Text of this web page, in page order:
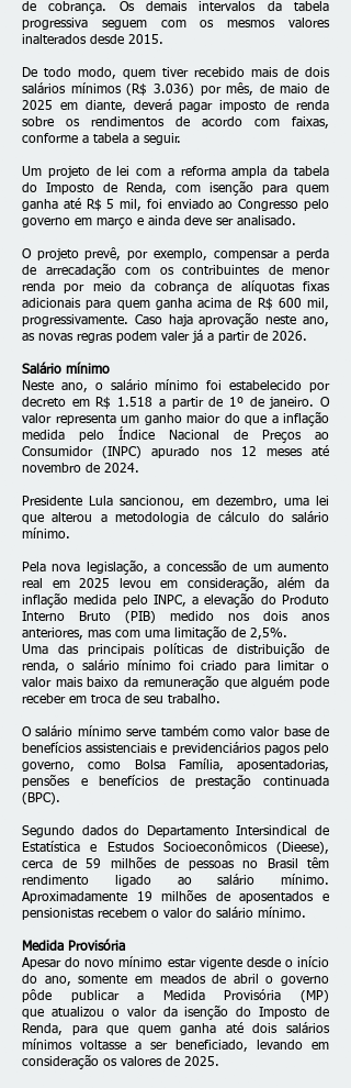
de cobrança. Os demais intervalos da tabela
progressiva seguem com os mesmos valores
inalterados desde 2015.
De todo modo, quem tiver recebido mais de dois
salários mínimos (R$ 3.036) por mês, de maio de
2025 em diante, deverá pagar imposto de renda
sobre os rendimentos de acordo com faixas,
conforme a tabela a seguir.
Um projeto de lei com a reforma ampla da tabela
do Imposto de Renda, com isenção para quem
ganha até R$ 5 mil , foi enviado ao Congresso pelo
governo em março e ainda deve ser analisado.
O projeto prevê, por exemplo, compensar a perda
de arrecadação com os contribuintes de menor
renda por meio da cobrança de alíquotas fixas
adicionais para quem ganha acima de R$ 600 mil,
progressivamente. Caso haja aprovação neste ano,
as novas regras podem valer já a partir de 2026.
Salário mínimo
Neste ano, o salário mínimo foi estabelecido por
decreto em R$ 1.518 a partir de 1º de janeiro. O
valor representa um ganho maior do que a inflação
medida pelo Índice Nacional de Preços ao
Consumidor (INPC) apurado nos 12 meses até
novembro de 2024.
Presidente Lula sancionou, em dezembro, uma lei
que alterou a metodologia de cálculo do salário
mínimo.
Pela nova legislação, a concessão de um aumento
real em 2025 levou em consideração, além da
inflação medida pelo INPC, a elevação do Produto
Interno Bruto (PIB) medido nos dois anos
anteriores, mas com uma limitação de 2,5%.
Uma das principais políticas de distribuição de
renda, o salário mínimo foi criado para limitar o
valor mais baixo da remuneração que alguém pode
receber em troca de seu trabalho.
O salário mínimo serve também como valor base de
benefícios assistenciais e previdenciários pagos pelo
governo, como Bolsa Família, aposentadorias,
pensões e benefícios de prestação continuada
(BPC).
Segundo dados do Departamento Intersindical de
Estatística e Estudos Socioeconômicos (Dieese),
cerca de 59 milhões de pessoas no Brasil têm
rendimento ligado ao salário mínimo.
Aproximadamente 19 milhões de aposentados e
pensionistas recebem o valor do salário mínimo.
Medida Provisória
Apesar do novo mínimo estar vigente desde o início
do ano, somente em meados de abril o governo
pôde publicar a Medida Provisória (MP)
que atualizou o valor da isenção do Imposto de
Renda, para que quem ganha até dois salários
mínimos voltasse a ser beneficiado, levando em
consideração os valores de 2025.